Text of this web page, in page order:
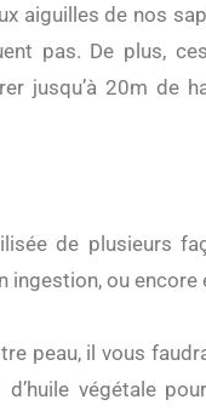
aiguilles de nos
pas. De plus,
jusqu’à 20m de
de plusieurs
ingestion, ou encore
peau, il vous
végétale